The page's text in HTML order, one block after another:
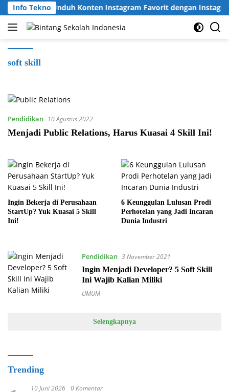
Langsung
ke
konten
Info Tekno
Cara Unduh Konten Instagram Favorit dengan
soft skill
Pendidikan 10 Agustus 2022
Menjadi Public Relations, Harus Kuasai 4 Skill Ini!
Ingin Bekerja di Perusahaan
StartUp? Yuk Kuasai 5 Skill
Ini!
6 Keunggulan Lulusan Prodi
Perhotelan yang Jadi Incaran
Dunia Industri
Pendidikan 3 November 2021
Ingin Menjadi Developer? 5 Soft Skill
Ini Wajib Kalian Miliki
UMUM
Selengkapnya
Trending
10 Juni 2026 0 Komentar